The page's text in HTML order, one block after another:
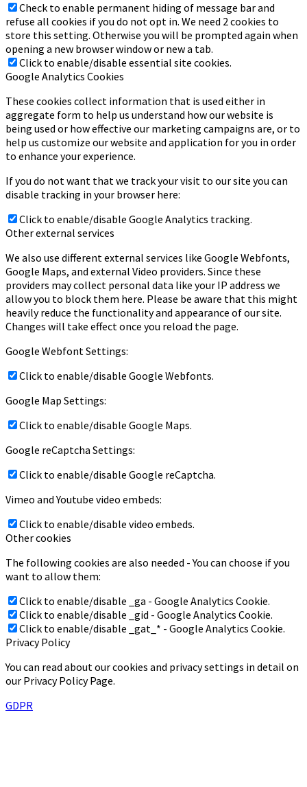
Check to enable permanent hiding of message bar and
refuse all cookies if you do not opt in. We need 2 cookies to
store this setting. Otherwise you will be prompted again when
opening a new browser window or new a tab.
Click to enable/disable essential site cookies.
Google Analytics Cookies
These cookies collect information that is used either in
aggregate form to help us understand how our website is
being used or how effective our marketing campaigns are, or to
help us customize our website and application for you in order
to enhance your experience.
If you do not want that we track your visit to our site you can
disable tracking in your browser here:
Click to enable/disable Google Analytics tracking.
Other external services
We also use different external services like Google Webfonts,
Google Maps, and external Video providers. Since these
providers may collect personal data like your IP address we
allow you to block them here. Please be aware that this might
heavily reduce the functionality and appearance of our site.
Changes will take effect once you reload the page.
Google Webfont Settings:
Click to enable/disable Google Webfonts.
Google Map Settings:
Click to enable/disable Google Maps.
Google reCaptcha Settings:
Click to enable/disable Google reCaptcha.
Vimeo and Youtube video embeds:
Click to enable/disable video embeds.
Other cookies
The following cookies are also needed - You can choose if you
want to allow them:
Click to enable/disable _ga - Google Analytics Cookie.
Click to enable/disable _gid - Google Analytics Cookie.
Click to enable/disable _gat_* - Google Analytics Cookie.
Privacy Policy
You can read about our cookies and privacy settings in detail on
our Privacy Policy Page.
GDPR